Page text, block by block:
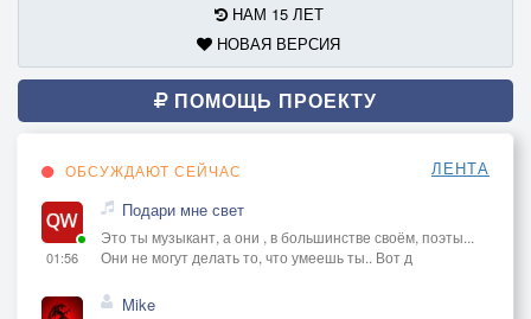
НАМ 15 ЛЕТ
НОВАЯ ВЕРСИЯ
ПОМОЩЬ ПРОЕКТУ
ОБСУЖДАЮТ СЕЙЧАС ЛЕНТА
01:56
Подари мне свет
Это ты музыкант, а они , в большинстве своём, поэты...
Они не могут делать то, что умеешь ты.. Вот д
Mike